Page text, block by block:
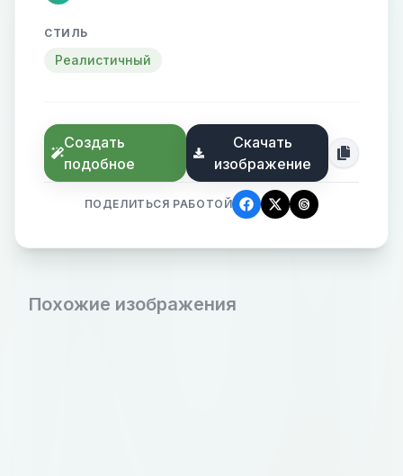
СТИЛЬ
Реалистичный
Создать
подобное
Скачать
изображение
ПОДЕЛИТЬСЯ РАБОТОЙ
Похожие изображения